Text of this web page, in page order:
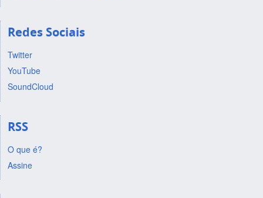
Redes Sociais
Twitter
YouTube
SoundCloud
RSS
O que é?
Assine